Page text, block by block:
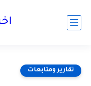
تقارير ومتابعات